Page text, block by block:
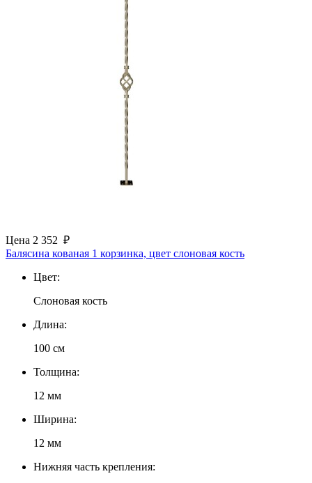
Цена 2 352 ₽
Балясина кованая 1 корзинка, цвет слоновая кость
Цвет:
Слоновая кость
Длина:
100 см
Толщина:
12 мм
Ширина:
12 мм
Нижняя часть крепления: